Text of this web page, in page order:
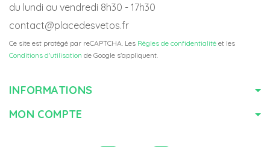
du lundi au vendredi 8h30 - 17h30
contact@placedesvetos.fr
Ce site est protégé par reCAPTCHA. Les Règles de confidentialité et les
Conditions d'utilisation de Google s'appliquent.
INFORMATIONS
MON COMPTE